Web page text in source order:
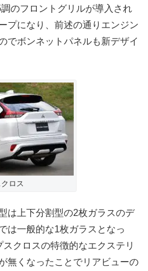
のフロントグリルが導入され
プになり、前述の通りエンジン
でボンネットパネルも新デザイ
ロス
は上下分割型の2枚ガラスのデ
は一般的な1枚ガラスとなっ
クロスの特徴的なエクステリ
無くなったことでリアビューの